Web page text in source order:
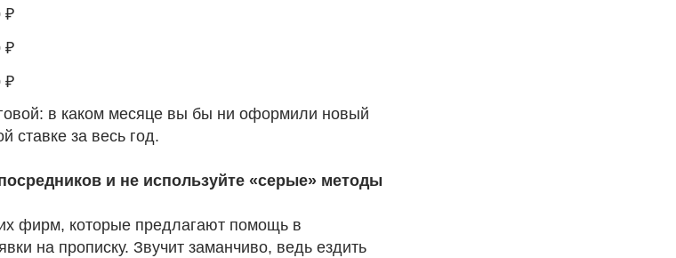
₽
₽
₽
в каком месяце вы бы ни оформили новый
ставке за весь год.
и не используйте «серые» методы
фирм, которые предлагают помощь в
на прописку. Звучит заманчиво, ведь ездить